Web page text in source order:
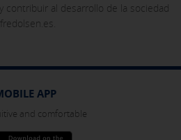
contribuir al desarrollo de la sociedad
APP
and comfortable
also check our cookie policy